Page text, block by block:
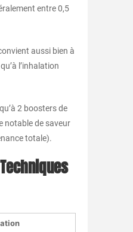
entre 0,5
aussi bien à
l’inhalation
2 boosters de
notable de saveur
totale).